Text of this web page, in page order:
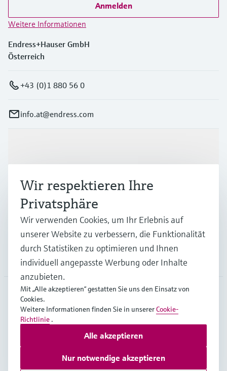
Anmelden
Weitere Informationen
Endress+Hauser GmbH
Österreich
+43 (0)1 880 56 0
info.at@endress.com
Branchen
Support
Unternehmen
AUT•Deutsch
Copyright © Endress+Hauser Group Services AG
NutzungsbedingungenDatenschutz
Wir respektieren Ihre
Privatsphäre
Wir verwenden Cookies, um Ihr Erlebnis auf
unserer Website zu verbessern, die Funktionalität
durch Statistiken zu optimieren und Ihnen
individuell angepasste Werbung oder Inhalte
anzubieten.
Mit „Alle akzeptieren“ gestatten Sie uns den Einsatz von
Cookies.
Weitere Informationen finden Sie in unsererCookie-
Richtlinie .
Nur notwendige akzeptieren
Alle akzeptieren